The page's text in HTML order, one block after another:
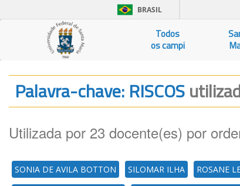
BRASIL
Todos
os campi
Palavra-chave: RISCOS
Utilizada por 23 docente(es) por
SONIA DE AVILA BOTTON SILOMAR ILHA ROSANE